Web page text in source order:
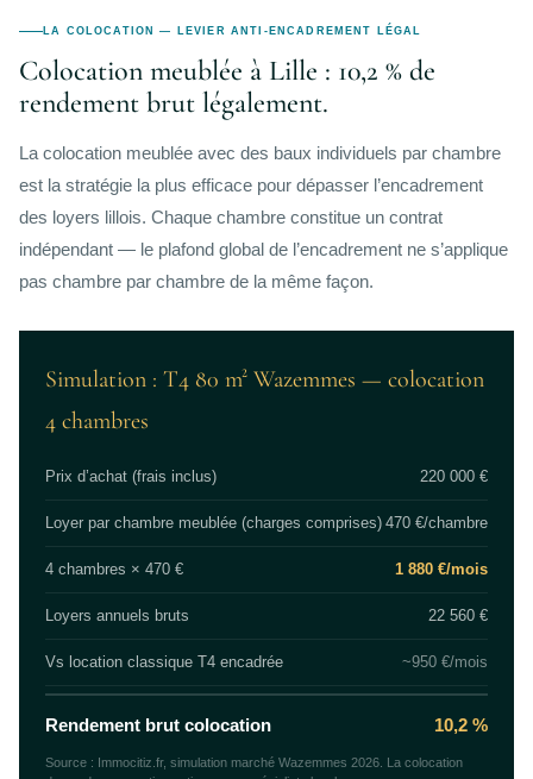
LA COLOCATION — LEVIER ANTI-ENCADREMENT LÉGAL
Colocation meublée à Lille : 10,2 % de
rendement brut légalement.
La colocation meublée avec des baux individuels par chambre
est la stratégie la plus efficace pour dépasser l’encadrement
des loyers lillois. Chaque chambre constitue un contrat
indépendant — le plafond global de l’encadrement ne s’applique
pas chambre par chambre de la même façon.
Simulation : T4 80 m² Wazemmes — colocation
4 chambres
Prix d’achat (frais inclus) 220 000 €
Loyer par chambre meublée (charges comprises) 470 €/chambre
4 chambres × 470 € 1 880 €/mois
Loyers annuels bruts 22 560 €
Vs location classique T4 encadrée ~950 €/mois
Rendement brut colocation 10,2 %
Source : Immocitiz.fr, simulation marché Wazemmes 2026. La colocation